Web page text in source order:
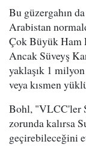
Bu güzergahın
Arabistan
Çok Büyük Ham
Ancak Süveyş
yaklaşık 1
veya kısmen
Bohl, "VLCC'ler
zorunda kalırsa
geçirebileceğini